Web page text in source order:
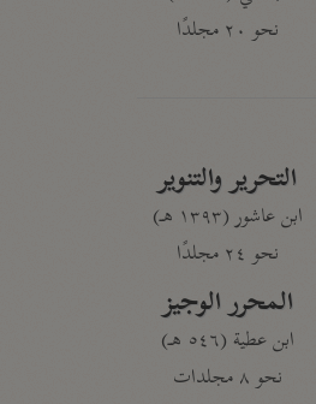
نحو ٢٠ مجلدًا
التحرير والتنوير
ابن عاشور (١٣٩٣ هـ)
نحو ٢٤ مجلدًا
المحرر الوجيز
ابن عطية (٥٤٦ هـ)
نحو ٨ مجلدات